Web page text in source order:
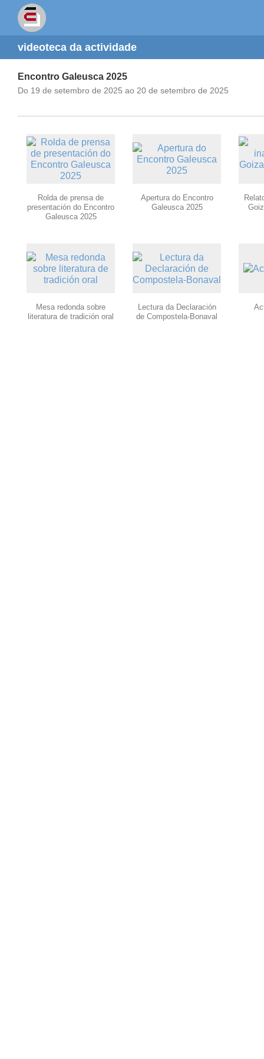
videoteca da actividade
Encontro Galeusca 2025
Do 19 de setembro de 2025 ao 20 de setembro de 2025
Rolda de prensa de
presentación do Encontro
Galeusca 2025
Apertura do Encontro
Galeusca 2025
Mesa redonda sobre
literatura de tradición oral
Lectura da Declaración
de Compostela-Bonaval